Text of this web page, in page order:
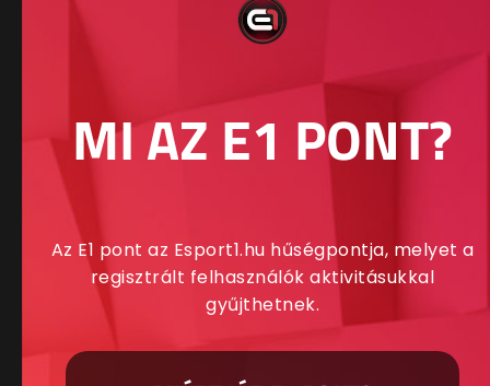
MI AZ E1 PONT?
Az E1 pont az Esport1.hu hűségpontja, melyet a
regisztrált felhasználók aktivitásukkal
gyűjthetnek.